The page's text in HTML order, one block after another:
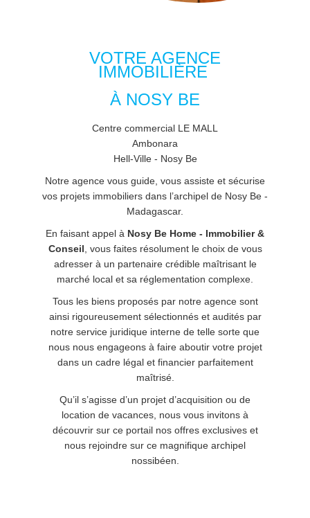
VOTRE AGENCE
IMMOBILIÈRE
À NOSY BE
Centre commercial LE MALL
Ambonara
Hell-Ville - Nosy Be
Notre agence vous guide, vous assiste et sécurise
vos projets immobiliers dans l’archipel de Nosy Be -
Madagascar.
En faisant appel à Nosy Be Home - Immobilier &
Conseil , vous faites résolument le choix de vous
adresser à un partenaire crédible maîtrisant le
marché local et sa réglementation complexe.
Tous les biens proposés par notre agence sont
ainsi rigoureusement sélectionnés et audités par
notre service juridique interne de telle sorte que
nous nous engageons à faire aboutir votre projet
dans un cadre légal et financier parfaitement
maîtrisé.
Qu’il s’agisse d’un projet d’acquisition ou de
location de vacances, nous vous invitons à
découvrir sur ce portail nos offres exclusives et
nous rejoindre sur ce magnifique archipel
nossibéen.